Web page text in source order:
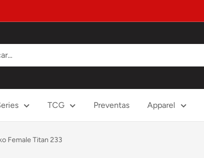
TCG Preventas Apparel
Female Titan 233